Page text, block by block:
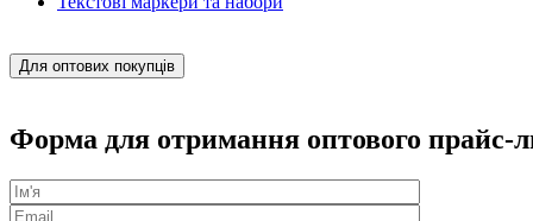
Для оптових покупців
Форма для отримання оптового прайс-